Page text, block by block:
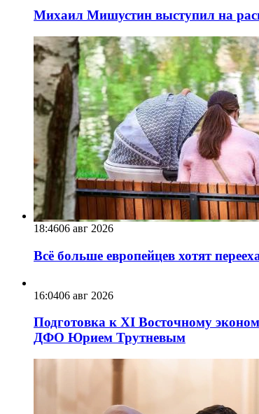
Михаил Мишустин выступил на
18:4606 авг 2026
Всё больше европейцев хотят
16:0406 авг 2026
Подготовка к XI Восточному
ДФО Юрием Трутневым